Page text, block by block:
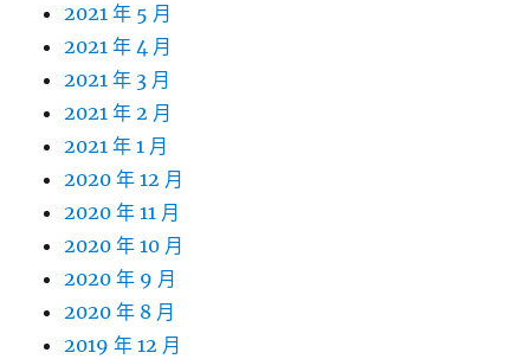
2021 年 5 月
2021 年 4 月
2021 年 3 月
2021 年 2 月
2021 年 1 月
2020 年 12 月
2020 年 11 月
2020 年 10 月
2020 年 9 月
2020 年 8 月
2019 年 12 月